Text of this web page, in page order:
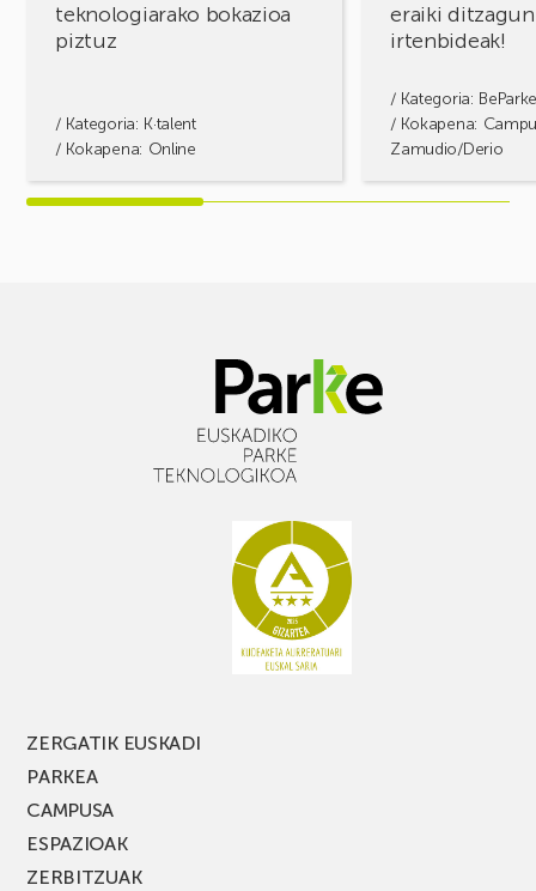
teknologiarako bokazioa
piztuz
/ Kategoria: K·talent
/ Kokapena: Online
eraiki ditzagun
irtenbideak!
/ Kategoria:
/ Kokapena:
Zamudio/Derio
ZERGATIK EUSKADI
PARKEA
CAMPUSA
ESPAZIOAK
ZERBITZUAK